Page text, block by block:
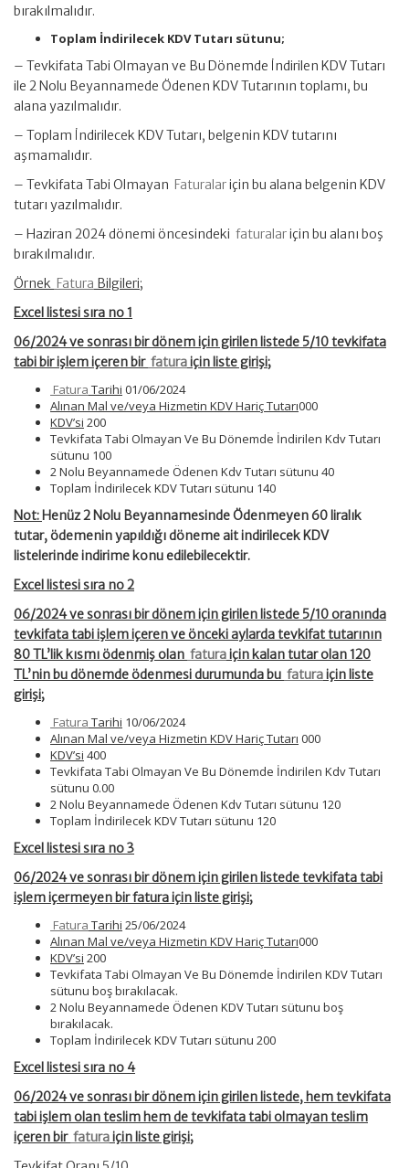
bırakılmalıdır.
Toplam İndirilecek KDV Tutarı sütunu;
– Tevkifata Tabi Olmayan ve Bu Dönemde İndirilen KDV Tutarı
ile 2 Nolu Beyannamede Ödenen KDV Tutarının toplamı, bu
alana yazılmalıdır.
– Toplam İndirilecek KDV Tutarı, belgenin KDV tutarını
aşmamalıdır.
– Tevkifata Tabi Olmayan Faturalariçin bu alana belgenin KDV
tutarı yazılmalıdır.
– Haziran 2024 dönemi öncesindeki faturalariçin bu alanı boş
bırakılmalıdır.
Örnek Fatura Bilgileri;
Excel listesi sıra no 1
06/2024 ve sonrası bir dönem için girilen listede 5/10 tevkifata
tabi bir işlem içeren bir faturaiçin liste girişi;
Fatura Tarihi 01/06/2024
Alınan Mal ve/veya Hizmetin KDV Hariç Tutarı000
KDV’si 200
Tevkifata Tabi Olmayan Ve Bu Dönemde İndirilen Kdv Tutarı
sütunu 100
2 Nolu Beyannamede Ödenen Kdv Tutarı sütunu 40
Toplam İndirilecek KDV Tutarı sütunu 140
Not: Henüz 2 Nolu Beyannamesinde Ödenmeyen 60 liralık
tutar, ödemenin yapıldığı döneme ait indirilecek KDV
listelerinde indirime konu edilebilecektir.
Excel listesi sıra no 2
06/2024 ve sonrası bir dönem için girilen listede 5/10 oranında
tevkifata tabi işlem içeren ve önceki aylarda tevkifat tutarının
80 TL’lik kısmı ödenmiş olan faturaiçin kalan tutar olan 120
TL’nin bu dönemde ödenmesi durumunda bu faturaiçin liste
girişi;
Fatura Tarihi 10/06/2024
Alınan Mal ve/veya Hizmetin KDV Hariç Tutarı 000
KDV’si 400
Tevkifata Tabi Olmayan Ve Bu Dönemde İndirilen Kdv Tutarı
sütunu 0.00
2 Nolu Beyannamede Ödenen Kdv Tutarı sütunu 120
Toplam İndirilecek KDV Tutarı sütunu 120
Excel listesi sıra no 3
06/2024 ve sonrası bir dönem için girilen listede tevkifata tabi
işlem içermeyen bir fatura için liste girişi;
Fatura Tarihi 25/06/2024
Alınan Mal ve/veya Hizmetin KDV Hariç Tutarı000
KDV’si 200
Tevkifata Tabi Olmayan Ve Bu Dönemde İndirilen KDV Tutarı
sütunu boş bırakılacak.
2 Nolu Beyannamede Ödenen KDV Tutarı sütunu boş
bırakılacak.
Toplam İndirilecek KDV Tutarı sütunu 200
Excel listesi sıra no 4
06/2024 ve sonrası bir dönem için girilen listede, hem tevkifata
tabi işlem olan teslim hem de tevkifata tabi olmayan teslim
içeren bir faturaiçin liste girişi;